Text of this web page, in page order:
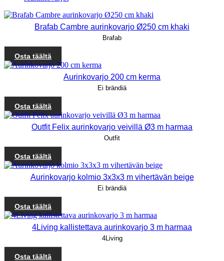
Brafab Cambre aurinkovarjo Ø250 cm khaki
Brafab
Osta täältä
Aurinkovarjo 200 cm kerma
Ei brändiä
Osta täältä
Outfit Felix aurinkovarjo veivillä Ø3 m harmaa
Outfit
Osta täältä
Aurinkovarjo kolmio 3x3x3 m vihertävän beige
Ei brändiä
Osta täältä
4Living kallistettava aurinkovarjo 3 m harmaa
4Living
Osta täältä